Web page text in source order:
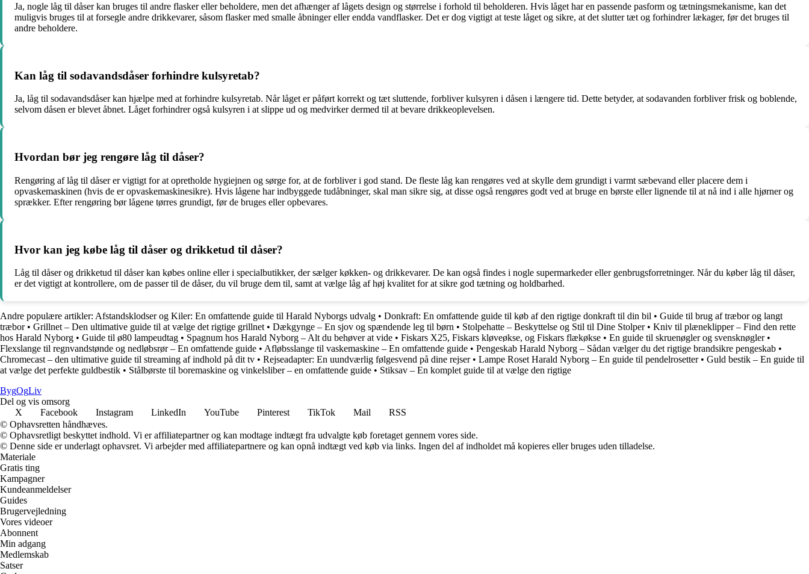
Ja, nogle låg til dåser kan bruges til andre flasker eller beholdere, men det afhænger af lågets design og størrelse i forhold til beholderen. Hvis låget har en passende pasform og tætningsmekanisme, kan det
muligvis bruges til at forsegle andre drikkevarer, såsom flasker med smalle åbninger eller endda vandflasker. Det er dog vigtigt at teste låget og sikre, at det slutter tæt og forhindrer lækager, før det bruges til
andre beholdere.
Kan låg til sodavandsdåser forhindre kulsyretab?
Ja, låg til sodavandsdåser kan hjælpe med at forhindre kulsyretab. Når låget er påført korrekt og tæt sluttende, forbliver kulsyren i dåsen i længere tid. Dette betyder, at sodavanden forbliver frisk og boblende,
selvom dåsen er blevet åbnet. Låget forhindrer også kulsyren i at slippe ud og medvirker dermed til at bevare drikkeoplevelsen.
Hvordan bør jeg rengøre låg til dåser?
Rengøring af låg til dåser er vigtigt for at opretholde hygiejnen og sørge for, at de forbliver i god stand. De fleste låg kan rengøres ved at skylle dem grundigt i varmt sæbevand eller placere dem i
opvaskemaskinen (hvis de er opvaskemaskinesikre). Hvis lågene har indbyggede tudåbninger, skal man sikre sig, at disse også rengøres godt ved at bruge en børste eller lignende til at nå ind i alle hjørner og
sprækker. Efter rengøring bør lågene tørres grundigt, før de bruges eller opbevares.
Hvor kan jeg købe låg til dåser og drikketud til dåser?
Låg til dåser og drikketud til dåser kan købes online eller i specialbutikker, der sælger køkken- og drikkevarer. De kan også findes i nogle supermarkeder eller genbrugsforretninger. Når du køber låg til dåser,
er det vigtigt at kontrollere, om de passer til de dåser, du vil bruge dem til, samt at vælge låg af høj kvalitet for at sikre god tætning og holdbarhed.
Andre populære artikler: Afstandsklodser og Kiler: En omfattende guide til Harald Nyborgs udvalg • Donkraft: En omfattende guide til køb af den rigtige donkraft til din bil • Guide til brug af træbor og langt
træbor• Grillnet – Den ultimative guide til at vælge det rigtige grillnet • Dækgynge – En sjov og spændende leg til børn • Stolpehatte – Beskyttelse og Stil til Dine Stolper• Kniv til plæneklipper – Find den rette
hos Harald Nyborg • Guide til ø80 lampeudtag • Spagnum hos Harald Nyborg – Alt du behøver at vide • Fiskars X25, Fiskars kløveøkse, og Fiskars flækøkse • En guide til skruenøgler og svensknøgler•
Flexslange til regnvandstønde og nedløbsrør – En omfattende guide • Afløbsslange til vaskemaskine – En omfattende guide • Pengeskab Harald Nyborg – Sådan vælger du det rigtige brandsikre pengeskab •
Chromecast – den ultimative guide til streaming af indhold på dit tv • Rejseadapter: En uundværlig følgesvend på dine rejser• Lampe Roset Harald Nyborg – En guide til pendelrosetter• Guld bestik – En guide til
at vælge det perfekte guldbestik • Stålbørste til boremaskine og vinkelsliber – en omfattende guide • Stiksav – En komplet guide til at vælge den rigtige
BygOgLiv
Del og vis omsorg
X
Facebook Instagram LinkedIn YouTube Pinterest TikTok Mail
RSS
© Ophavsretten håndhæves.
© Ophavsretligt beskyttet indhold. Vi er affiliatepartner og kan modtage indtægt fra udvalgte køb foretaget gennem vores side.
© Denne side er underlagt ophavsret. Vi arbejder med affiliatepartnere og kan opnå indtægt ved køb via links. Ingen del af indholdet må kopieres eller bruges uden tilladelse.
Materiale
Gratis ting
Kampagner
Kundeanmeldelser
Guides
Brugervejledning
Vores videoer
Abonnent
Min adgang
Medlemskab
Satser